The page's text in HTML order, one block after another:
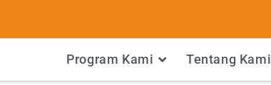
Program Kami Tentang Kami